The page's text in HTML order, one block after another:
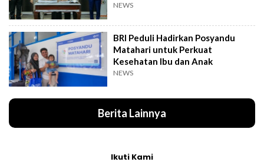
NEWS
BRI Peduli Hadirkan Posyandu
Matahari untuk Perkuat
Kesehatan Ibu dan Anak
NEWS
Berita Lainnya
Ikuti Kami